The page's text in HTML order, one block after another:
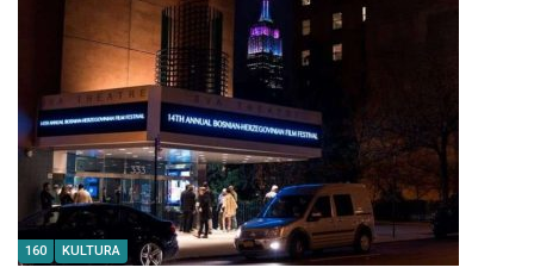
160 KULTURA